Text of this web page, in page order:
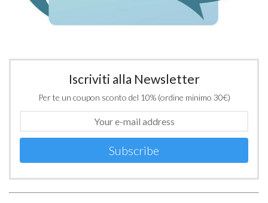
Iscriviti alla Newsletter
Per te un coupon sconto del 10% (ordine minimo 30€)
Subscribe